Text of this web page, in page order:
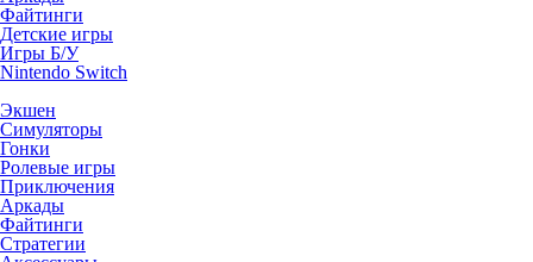
Файтинги
Детские игры
Игры Б/У
Nintendo Switch
Экшен
Симуляторы
Гонки
Ролевые игры
Приключения
Аркады
Файтинги
Стратегии